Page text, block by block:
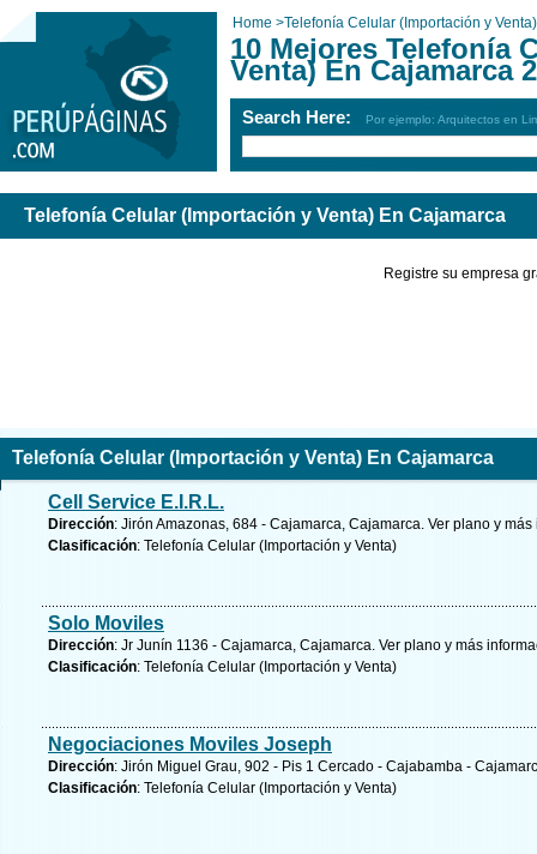
Home >Telefonía Celular (Importación y Venta)
10 Mejores Telefonía
Venta) En Cajamarca
Search Here: Por ejemplo: Arquitectos en
Telefonía Celular (Importación y Venta) En Cajamarca
Registre su empresa
Telefonía Celular (Importación y Venta) En Cajamarca
Cell Service E.I.R.L.
Dirección: Jirón Amazonas, 684 - Cajamarca, Cajamarca. Ver plano y más
Clasificación: Telefonía Celular (Importación y Venta)
Solo Moviles
Dirección: Jr Junín 1136 - Cajamarca, Cajamarca. Ver plano y más
Clasificación: Telefonía Celular (Importación y Venta)
Negociaciones Moviles Joseph
Dirección: Jirón Miguel Grau, 902 - Pis 1 Cercado - Cajabamba -
Clasificación: Telefonía Celular (Importación y Venta)